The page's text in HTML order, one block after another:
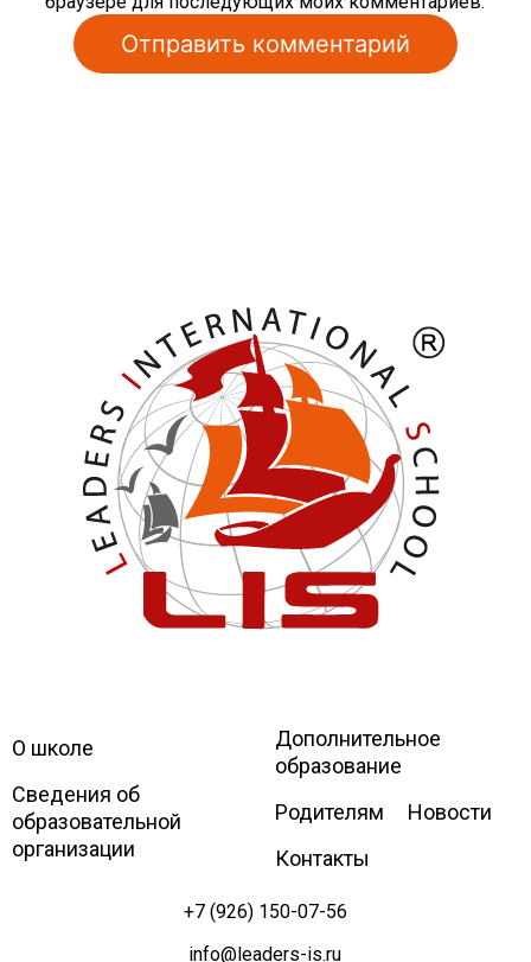
Leaders
International school
О школе
Сведения об
образовательной
организации
Дополнительное
образование
Родителям
Новости
Контакты
+7 (926) 150-07-56
info@leaders-is.ru